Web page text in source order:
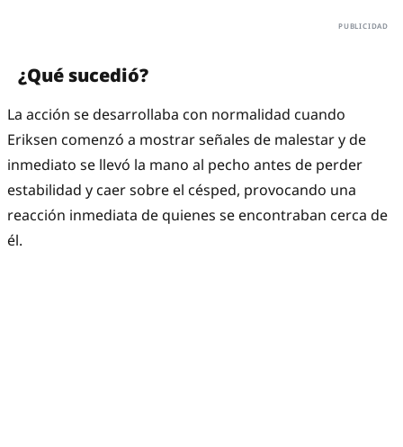
¿Qué sucedió?
La acción se desarrollaba con normalidad cuando
Eriksen comenzó a mostrar señales de malestar y de
inmediato se llevó la mano al pecho antes de perder
estabilidad y caer sobre el césped, provocando una
reacción inmediata de quienes se encontraban cerca de
él.